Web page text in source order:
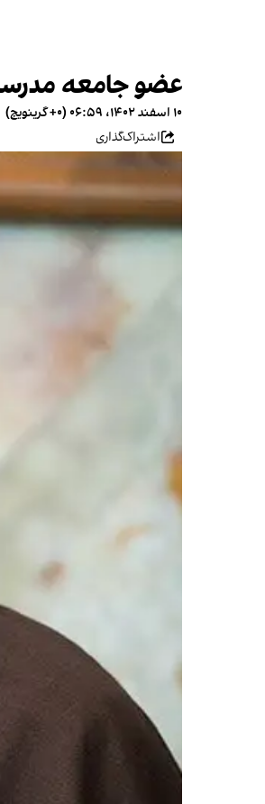
عضو جامعه
۱۰ اسفند ۱۴۰۲، ۰۶:۵۹ (‎+۰ گرینویچ)
اشتراک‌گذاری